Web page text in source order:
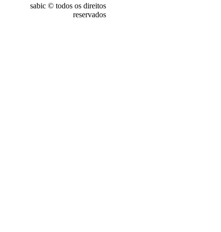
sabic © todos os direitos
reservados